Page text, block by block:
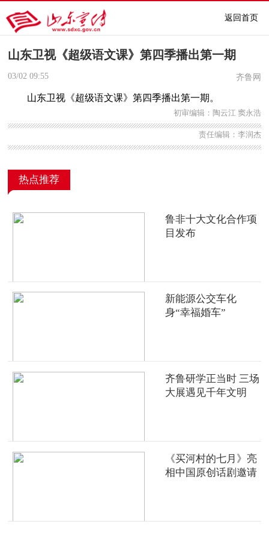
返回首页
山东卫视《超级语文课》第四季播出第一期
03/02 09:55 齐鲁网
山东卫视《超级语文课》第四季播出第一期。
初审编辑：陶云江 窦永浩
责任编辑：李润杰
热点推荐
鲁非十大文化合作项
目发布
新能源公交车化
身“幸福婚车”
齐鲁研学正当时 三场
大展遇见千年文明
《买河村的七月》亮
相中国原创话剧邀请